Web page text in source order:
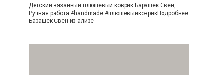
Детский вязанный плюшевый коврик Барашек Свен,
Ручная работа #handmade #плюшевыйковрикПодробнее
Барашек Свен из ализе